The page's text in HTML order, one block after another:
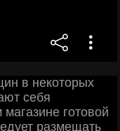
в некоторых
себя
готовой
размещать